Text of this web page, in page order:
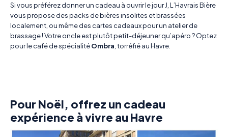
Si vous préférez donner un cadeau à ouvrir le jour J, L’Havrais Bière
vous propose des packs de bières insolites et brassées
localement, ou même des cartes cadeaux pour un atelier de
brassage ! Votre oncle est plutôt petit-déjeuner qu’apéro ? Optez
pour le café de spécialitéOmbra , torréfié au Havre.
Pour Noël, offrez un cadeau
expérience à vivre au Havre